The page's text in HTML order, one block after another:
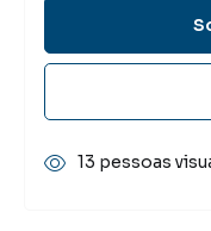
13 pessoas